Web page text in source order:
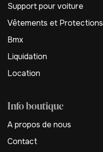
Support pour voiture
Vêtements et Protections
Bmx
Liquidation
Location
Info boutique
A propos de nous
Contact